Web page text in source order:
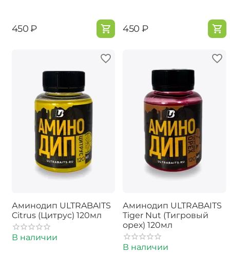
‍450‍ ₽ ‍450‍ ₽
Аминодип ULTRABAITS
Citrus (Цитрус) 120мл
В наличии
Аминодип ULTRABAITS
Tiger Nut (Тигровый
орех) 120мл
В наличии